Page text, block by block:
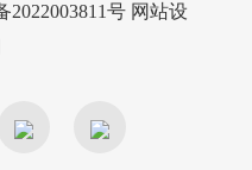
2022003811号 网站设